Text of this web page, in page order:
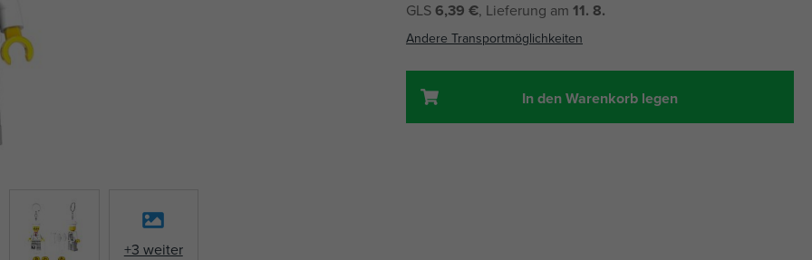
+3 weiter
GLS6,39 €, Lieferung am 11. 8.
Andere Transportmöglichkeiten
In den Warenkorb legen